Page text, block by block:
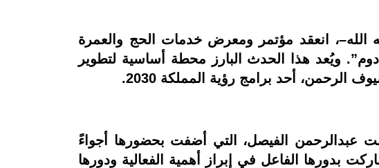
انعقد مؤتمر ومعرض خدمات الحج والعمرة
من 13 إلى 16 يناير 2025، في “جدة سوبر دوم”. ويُعد هذا الحدث البارز محطة أساسية لتطوير
أحد برامج رؤية المملكة 2030.
عبدالرحمن الفيصل، التي أضفت بحضورها أجواءً
بدورها الفاعل في إبراز أهمية الفعالية ودورها